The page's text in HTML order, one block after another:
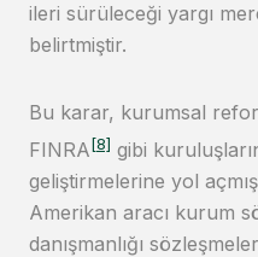
ileri sürüleceği yargı
belirtmiştir.
Bu karar, kurumsal
FINRA[8] gibi
geliştirmelerine yol
Amerikan aracı kurum
danışmanlığı